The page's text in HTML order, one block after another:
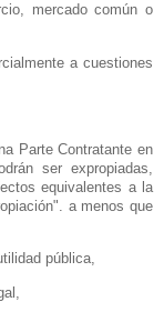
mercado común o
a cuestiones
Parte Contratante en
ser expropiadas,
equivalentes a la
a menos que
pública,